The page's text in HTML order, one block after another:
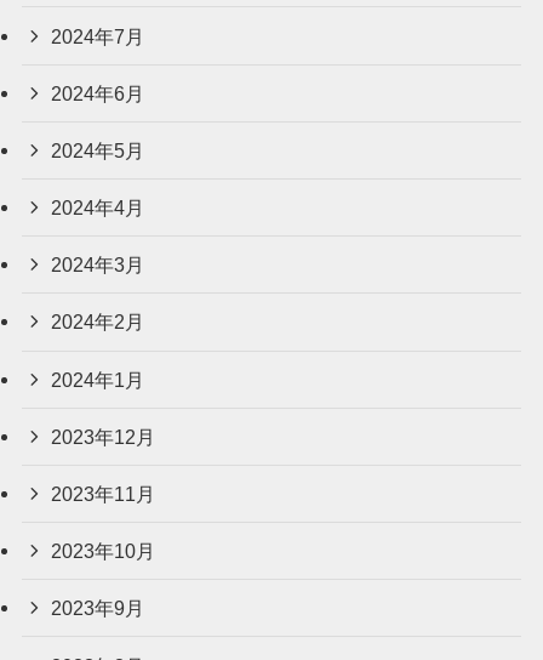
2024年7月
2024年6月
2024年5月
2024年4月
2024年3月
2024年2月
2024年1月
2023年12月
2023年11月
2023年10月
2023年9月